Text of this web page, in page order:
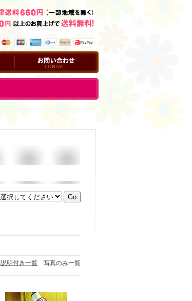
お問い合わせ
説明付き一覧 写真のみ一覧